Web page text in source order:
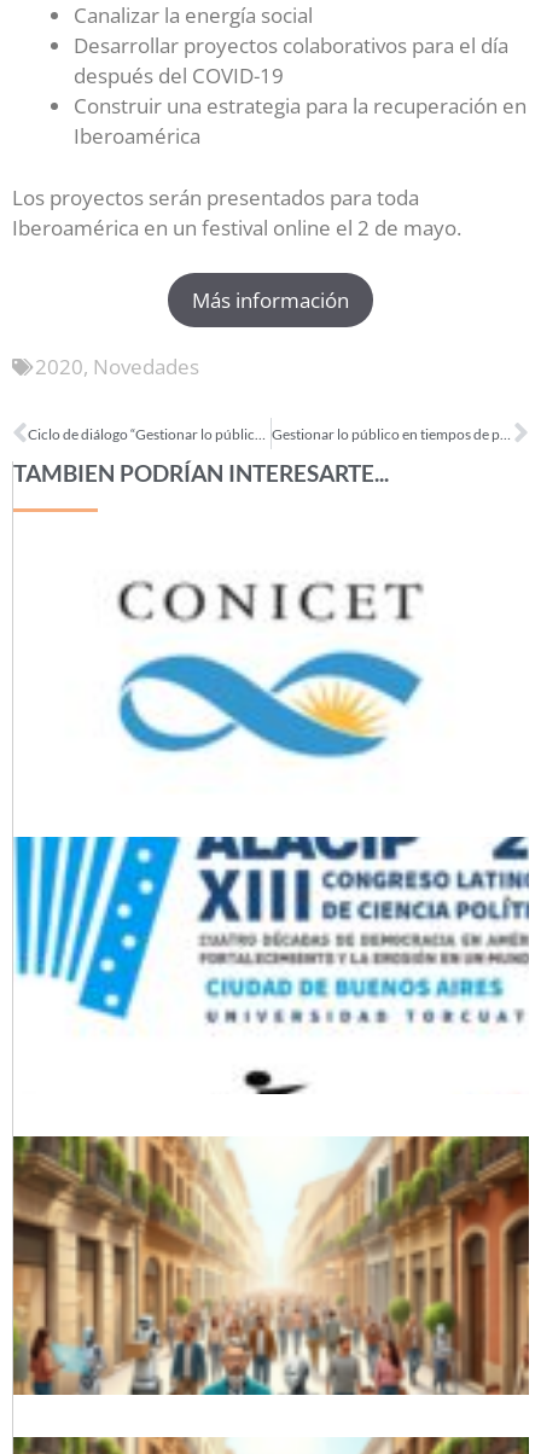
Canalizar la energía social
Desarrollar proyectos colaborativos para el día
después del COVID-19
Construir una estrategia para la recuperación en
Iberoamérica
Los proyectos serán presentados para toda
Iberoamérica en un festival online el 2 de mayo.
Más información
2020, Novedades
Gestionar lo público en tiempos de pandemia: inscripción 1.º encuentro
TAMBIEN PODRÍAN INTERESARTE...